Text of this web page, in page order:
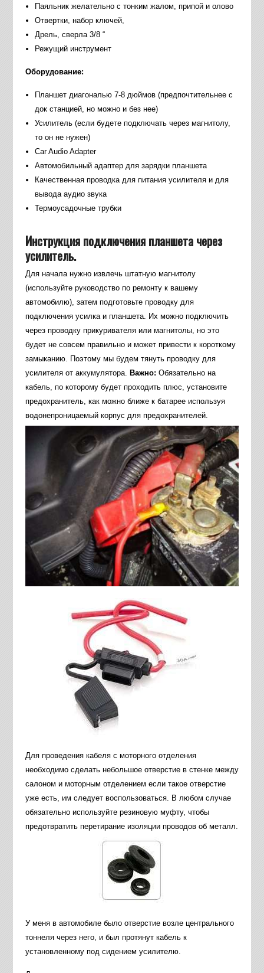
Паяльник желательно с тонким жалом, припой и олово
Отвертки, набор ключей,
Дрель, сверла 3/8 “
Режущий инструмент
Оборудование:
Планшет диагональю 7-8 дюймов (предпочтительнее с
док станцией, но можно и без нее)
Усилитель (если будете подключать через магнитолу,
то он не нужен)
Car Audio Adapter
Автомобильный адаптер для зарядки планшета
Качественная проводка для питания усилителя и для
вывода аудио звука
Термоусадочные трубки
Инструкция подключения планшета через
усилитель.
Для начала нужно извлечь штатную магнитолу
(используйте руководство по ремонту к вашему
автомобилю), затем подготовьте проводку для
подключения усилка и планшета. Их можно подключить
через проводку прикуривателя или магнитолы, но это
будет не совсем правильно и может привести к короткому
замыканию. Поэтому мы будем тянуть проводку для
усилителя от аккумулятора. Важно: Обязательно на
кабель, по которому будет проходить плюс, установите
предохранитель, как можно ближе к батарее используя
водонепроницаемый корпус для предохранителей.
Для проведения кабеля с моторного отделения
необходимо сделать небольшое отверстие в стенке между
салоном и моторным отделением если такое отверстие
уже есть, им следует воспользоваться. В любом случае
обязательно используйте резиновую муфту, чтобы
предотвратить перетирание изоляции проводов об металл.
У меня в автомобиле было отверстие возле центрального
тоннеля через него, и был протянут кабель к
установленному под сидением усилителю.